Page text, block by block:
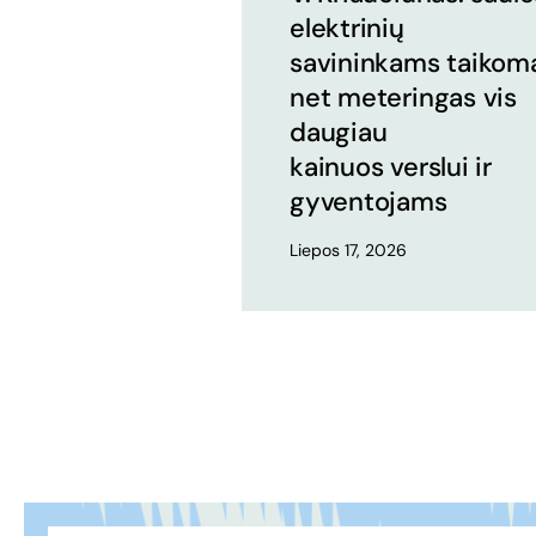
elektrinių
savininkams
net meteringas vis
daugiau
kainuos verslui ir
gyventojams
Liepos 17, 2026